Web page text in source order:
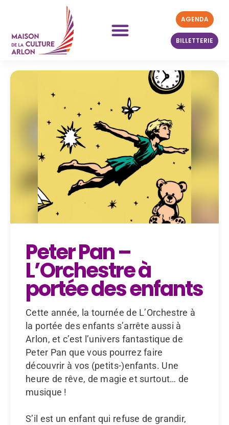
AGENDA
BILLETTERIE
Peter Pan –
L’Orchestre à
portée des enfants
Cette année, la tournée de L’Orchestre à
la portée des enfants s’arrête aussi à
Arlon, et c’est l’univers fantastique de
Peter Pan que vous pourrez faire
découvrir à vos (petits-)enfants. Une
heure de rêve, de magie et surtout… de
musique !
S’il est un enfant qui refuse de grandir,